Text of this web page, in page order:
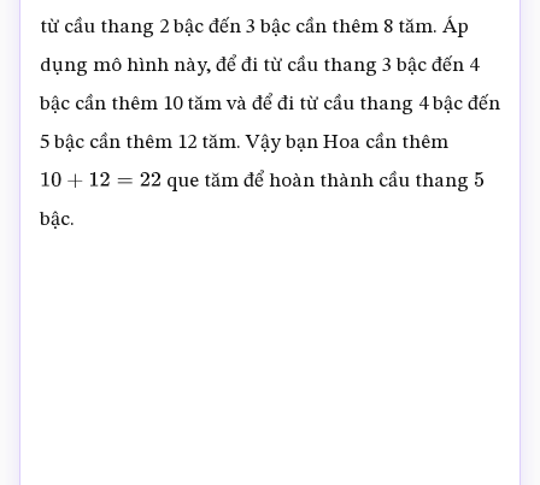
từ cầu thang 2 bậc đến 3 bậc cần thêm 8 tăm. Áp
dụng mô hình này, để đi từ cầu thang 3 bậc đến 4
bậc cần thêm 10 tăm và để đi từ cầu thang 4 bậc đến
5 bậc cần thêm 12 tăm. Vậy bạn Hoa cần thêm
10+ 12=22 que tăm để hoàn thành cầu thang 5
bậc.